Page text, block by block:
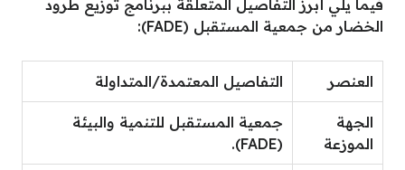
فيما يلي أبرز التفاصيل المتعلقة ببرنامج توزيع طرود
الخضار من جمعية المستقبل (FADE):
العنصر التفاصيل المعتمدة/المتداولة
الجهة
الموزعة
جمعية المستقبل للتنمية والبيئة
(FADE).